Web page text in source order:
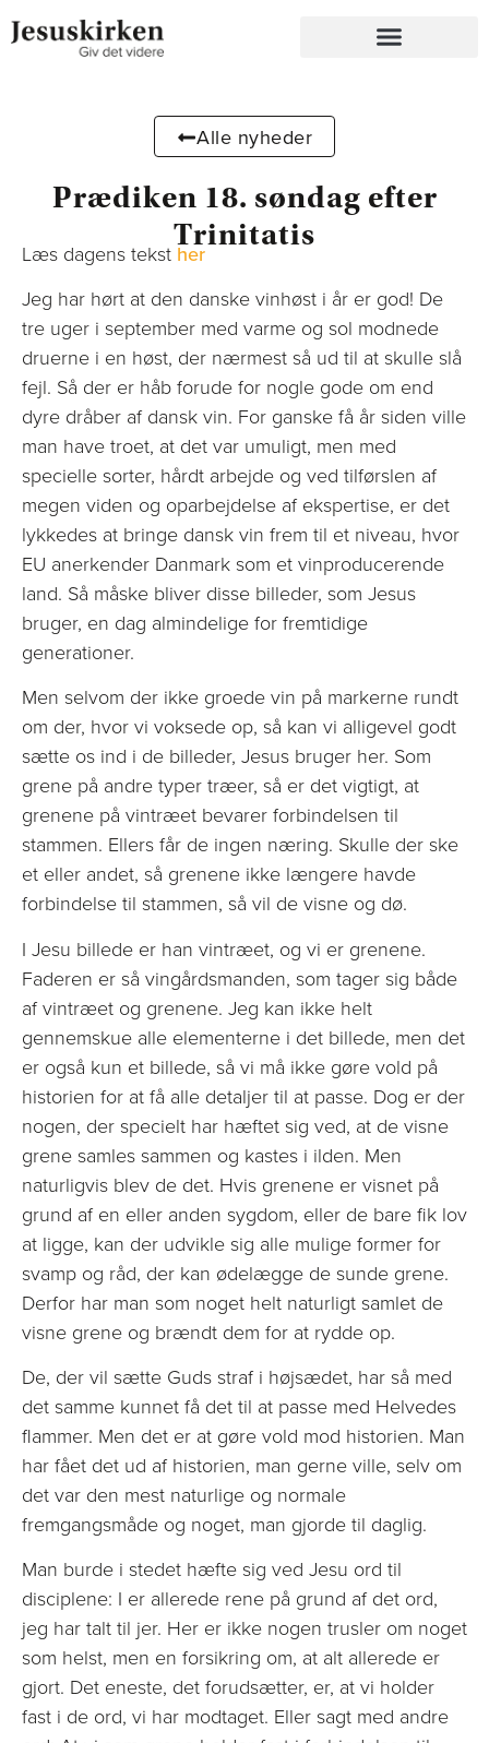
Alle nyheder
Prædiken 18. søndag efter
Trinitatis
Læs dagens teksther
Jeg har hørt at den danske vinhøst i år er god! De
tre uger i september med varme og sol modnede
druerne i en høst, der nærmest så ud til at skulle slå
fejl. Så der er håb forude for nogle gode om end
dyre dråber af dansk vin. For ganske få år siden ville
man have troet, at det var umuligt, men med
specielle sorter, hårdt arbejde og ved tilførslen af
megen viden og oparbejdelse af ekspertise, er det
lykkedes at bringe dansk vin frem til et niveau, hvor
EU anerkender Danmark som et vinproducerende
land. Så måske bliver disse billeder, som Jesus
bruger, en dag almindelige for fremtidige
generationer.
Men selvom der ikke groede vin på markerne rundt
om der, hvor vi voksede op, så kan vi alligevel godt
sætte os ind i de billeder, Jesus bruger her. Som
grene på andre typer træer, så er det vigtigt, at
grenene på vintræet bevarer forbindelsen til
stammen. Ellers får de ingen næring. Skulle der ske
et eller andet, så grenene ikke længere havde
forbindelse til stammen, så vil de visne og dø.
I Jesu billede er han vintræet, og vi er grenene.
Faderen er så vingårdsmanden, som tager sig både
af vintræet og grenene. Jeg kan ikke helt
gennemskue alle elementerne i det billede, men det
er også kun et billede, så vi må ikke gøre vold på
historien for at få alle detaljer til at passe. Dog er der
nogen, der specielt har hæftet sig ved, at de visne
grene samles sammen og kastes i ilden. Men
naturligvis blev de det. Hvis grenene er visnet på
grund af en eller anden sygdom, eller de bare fik lov
at ligge, kan der udvikle sig alle mulige former for
svamp og råd, der kan ødelægge de sunde grene.
Derfor har man som noget helt naturligt samlet de
visne grene og brændt dem for at rydde op.
De, der vil sætte Guds straf i højsædet, har så med
det samme kunnet få det til at passe med Helvedes
flammer. Men det er at gøre vold mod historien. Man
har fået det ud af historien, man gerne ville, selv om
det var den mest naturlige og normale
fremgangsmåde og noget, man gjorde til daglig.
Man burde i stedet hæfte sig ved Jesu ord til
disciplene: I er allerede rene på grund af det ord,
jeg har talt til jer. Her er ikke nogen trusler om noget
som helst, men en forsikring om, at alt allerede er
gjort. Det eneste, det forudsætter, er, at vi holder
fast i de ord, vi har modtaget. Eller sagt med andre